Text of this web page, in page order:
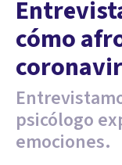
cómo
psicólogo
emociones.